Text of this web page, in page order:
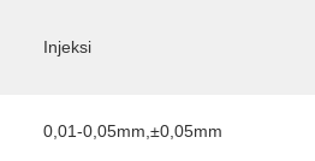
Injeksi
0,01-0,05mm,±0,05mm